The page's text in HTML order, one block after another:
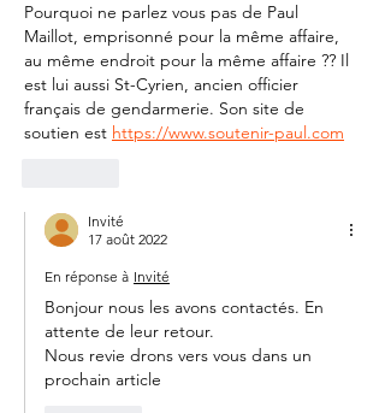
Pourquoi ne parlez vous pas de Paul
Maillot, emprisonné pour la même affaire,
au même endroit pour la même affaire ?? Il
est lui aussi St-Cyrien, ancien officier
français de gendarmerie. Son site de
soutien est https://www.soutenir-paul.com
Invité
17 août 2022
En réponse à Invité
Bonjour nous les avons contactés. En
attente de leur retour.
Nous revie drons vers vous dans un
prochain article